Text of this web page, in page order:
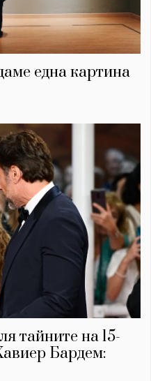
една картина
тайните на 15-
Бардем: